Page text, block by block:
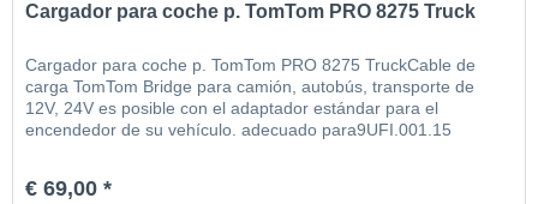
Cargador para coche p. TomTom PRO 8275 Truck
Cargador para coche p. TomTom PRO 8275 TruckCable de
carga TomTom Bridge para camión, autobús, transporte de
12V, 24V es posible con el adaptador estándar para el
encendedor de su vehículo. adecuado para9UFI.001.15
€ 69,00 *